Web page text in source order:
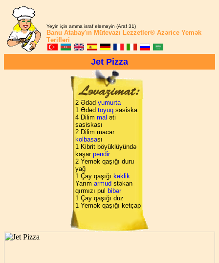
Yeyin için amma israf eləməyin (Araf 31)
Banu Atabay'ın Mütevazı Lezzetler® Azərice Yemək
Tərifləri
Jet Pizza
2 Ədəd yumurta
1 Ədəd toyuq sasiska
4 Dilim mal əti
sasiskası
2 Dilim macar
kolbasası
1 Kibrit böyüklüyündə
kaşar pendir
2 Yemək qaşığı duru
yağ
1 Çay qaşığı kəklik
Yarım armud stəkan
qırmızı pul bibər
1 Çay qaşığı duz
1 Yemək qaşığı ketçap